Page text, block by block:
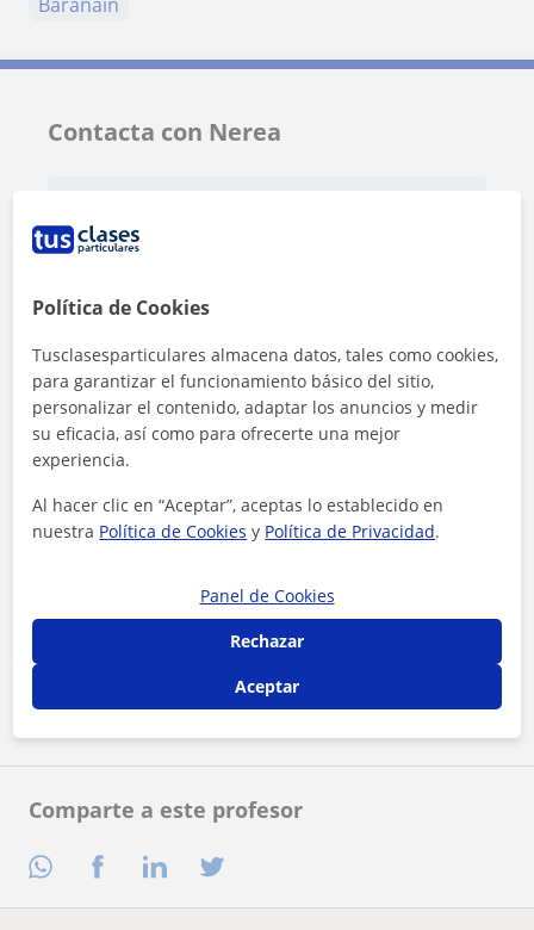
Comparte a este profesor
Barañain
Contacta con Nerea
Al hacer clic, aceptas nuestroaviso legaly deprivacidad
Contactar ahora
Política de Cookies
Tusclasesparticulares almacena datos, tales como cookies,
para garantizar el funcionamiento básico del sitio,
personalizar el contenido, adaptar los anuncios y medir
su eficacia, así como para ofrecerte una mejor
experiencia.
Al hacer clic en “Aceptar”, aceptas lo establecido en
nuestra Política de Cookies y Política de Privacidad.
Panel de Cookies
Rechazar
Aceptar